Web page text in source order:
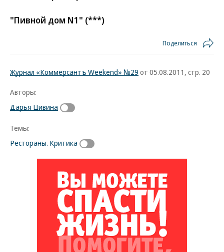
"Пивной дом N1" (***)
Поделиться
Журнал «Коммерсантъ Weekend» №29 от 05.08.2011, стр. 20
Авторы:
Дарья Цивина
Темы:
Рестораны. Критика